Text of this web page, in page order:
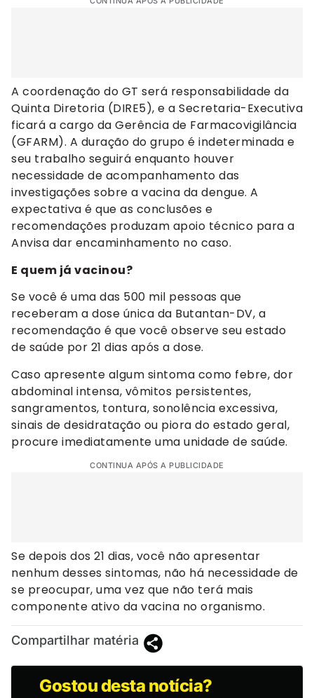
A coordenação do GT será responsabilidade da
Quinta Diretoria (DIRE5), e a Secretaria-Executiva
ficará a cargo da Gerência de Farmacovigilância
(GFARM). A duração do grupo é indeterminada e
seu trabalho seguirá enquanto houver
necessidade de acompanhamento das
investigações sobre a vacina da dengue. A
expectativa é que as conclusões e
recomendações produzam apoio técnico para a
Anvisa dar encaminhamento no caso.
E quem já vacinou?
Se você é uma das 500 mil pessoas que
receberam a dose única da Butantan-DV, a
recomendação é que você observe seu estado
de saúde por 21 dias após a dose.
Caso apresente algum sintoma como febre, dor
abdominal intensa, vômitos persistentes,
sangramentos, tontura, sonolência excessiva,
sinais de desidratação ou piora do estado geral,
procure imediatamente uma unidade de saúde.
CONTINUA APÓS A PUBLICIDADE
Se depois dos 21 dias, você não apresentar
nenhum desses sintomas, não há necessidade de
se preocupar, uma vez que não terá mais
componente ativo da vacina no organismo.
Compartilhar matéria
Gostou desta notícia?